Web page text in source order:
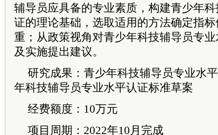
辅导员应具备的专业素质，构建青少年
证的理论基础，选取适用的方法确定指
重；从政策视角对青少年科技辅导员专
及实施提出建议。
研究成果：青少年科技辅导员专业水
年科技辅导员专业水平认证标准草案
经费额度：10万元
项目周期：2022年10月完成